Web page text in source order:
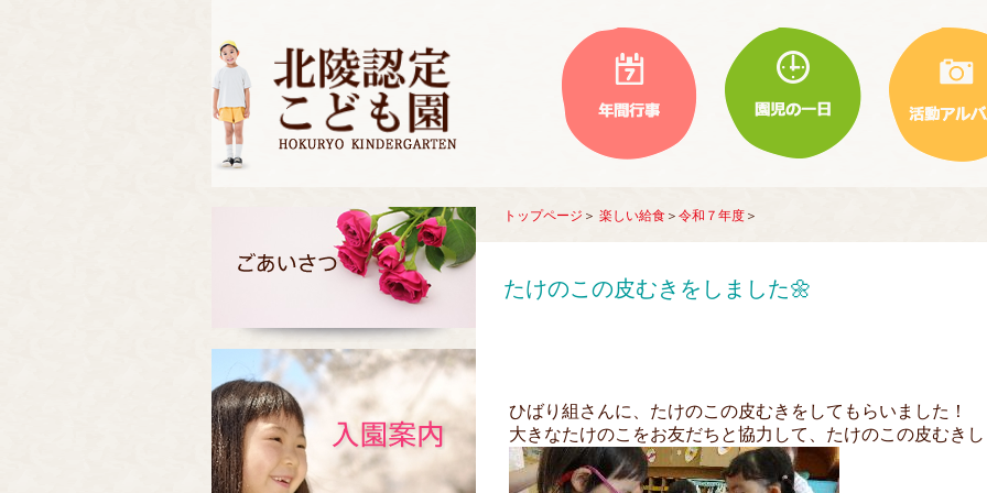
トップページ ＞ 楽しい給食 ＞ 令和７年度 ＞
たけのこの皮むきをしました🌼
ひばり組さんに、たけのこの皮むきをしてもらいました！
大きなたけのこをお友だちと協力して、たけのこの皮むき